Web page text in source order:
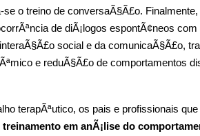
o treino de conversaÃ§Ã£o.
de diÃ¡logos espontÃ¢neos com
social e da comunicaÃ§Ã£o,
e reduÃ§Ã£o de comportamentos
terapÃªutico, os pais e profissionais
treinamento em anÃ¡lise do